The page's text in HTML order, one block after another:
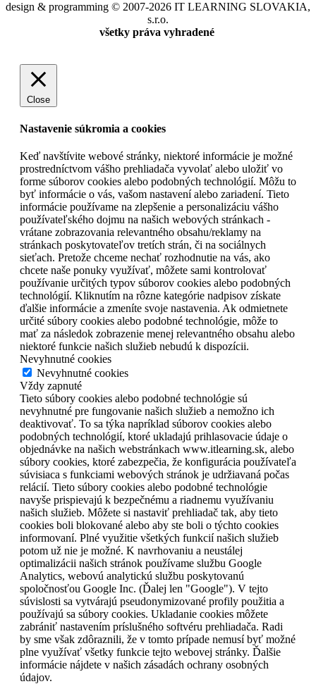
design & programming © 2007-2026 IT LEARNING SLOVAKIA,
s.r.o.
všetky práva vyhradené
Close
Nastavenie súkromia a cookies
Keď navštívite webové stránky, niektoré informácie je možné
prostredníctvom vášho prehliadača vyvolať alebo uložiť vo
forme súborov cookies alebo podobných technológií. Môžu to
byť informácie o vás, vašom nastavení alebo zariadení. Tieto
informácie používame na zlepšenie a personalizáciu vášho
používateľského dojmu na našich webových stránkach -
vrátane zobrazovania relevantného obsahu/reklamy na
stránkach poskytovateľov tretích strán, či na sociálnych
sieťach. Pretože chceme nechať rozhodnutie na vás, ako
chcete naše ponuky využívať, môžete sami kontrolovať
používanie určitých typov súborov cookies alebo podobných
technológií. Kliknutím na rôzne kategórie nadpisov získate
ďalšie informácie a zmeníte svoje nastavenia. Ak odmietnete
určité súbory cookies alebo podobné technológie, môže to
mať za následok zobrazenie menej relevantného obsahu alebo
niektoré funkcie našich služieb nebudú k dispozícii.
Nevyhnutné cookies
Nevyhnutné cookies
Vždy zapnuté
Tieto súbory cookies alebo podobné technológie sú
nevyhnutné pre fungovanie našich služieb a nemožno ich
deaktivovať. To sa týka napríklad súborov cookies alebo
podobných technológií, ktoré ukladajú prihlasovacie údaje o
objednávke na našich webstránkach www.itlearning.sk, alebo
súbory cookies, ktoré zabezpečia, že konfigurácia používateľa
súvisiaca s funkciami webových stránok je udržiavaná počas
relácií. Tieto súbory cookies alebo podobné technológie
navyše prispievajú k bezpečnému a riadnemu využívaniu
našich služieb. Môžete si nastaviť prehliadač tak, aby tieto
cookies boli blokované alebo aby ste boli o týchto cookies
informovaní. Plné využitie všetkých funkcií našich služieb
potom už nie je možné. K navrhovaniu a neustálej
optimalizácii našich stránok používame službu Google
Analytics, webovú analytickú službu poskytovanú
spoločnosťou Google Inc. (Ďalej len "Google"). V tejto
súvislosti sa vytvárajú pseudonymizované profily použitia a
používajú sa súbory cookies. Ukladanie cookies môžete
zabrániť nastavením príslušného softvéru prehliadača. Radi
by sme však zdôraznili, že v tomto prípade nemusí byť možné
plne využívať všetky funkcie tejto webovej stránky. Ďalšie
informácie nájdete v našich zásadách ochrany osobných
údajov.